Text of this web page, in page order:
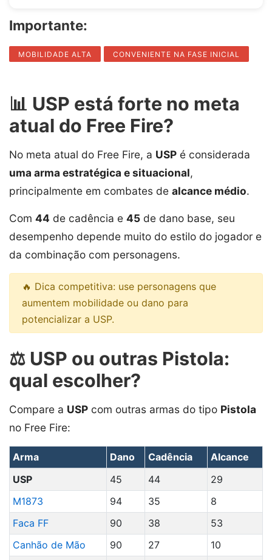
Importante:
MOBILIDADE ALTA CONVENIENTE NA FASE INICIAL
📊 USP está forte no meta
atual do Free Fire?
No meta atual do Free Fire, a USP é considerada
uma arma estratégica e situacional,
principalmente em combates de alcance médio.
Com 44 de cadência e 45 de dano base, seu
desempenho depende muito do estilo do jogador e
da combinação com personagens.
🔥 Dica competitiva: use personagens que
aumentem mobilidade ou dano para
potencializar a USP.
⚖️ USP ou outras Pistola:
qual escolher?
Compare a USP com outras armas do tipo Pistola
no Free Fire:
Arma Dano Cadência
Alcance
USP
45 44
29
M1873
94 35
8
Faca FF
90 38
53
Canhão de Mão
90 27
10